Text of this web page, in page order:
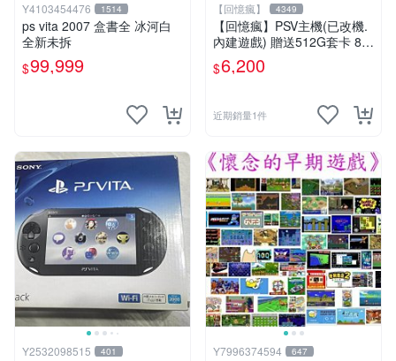
Y4103454476 1514
ps vita 2007 盒書全 冰河白
全新未拆
$99,999
【回憶瘋】 4349
【回憶瘋】PSV主機(已改機.
內建遊戲) 贈送512G套卡 8成
5新 1000型
$6,200
近期銷量1件
Y2532098515 401 Y7996374594 647